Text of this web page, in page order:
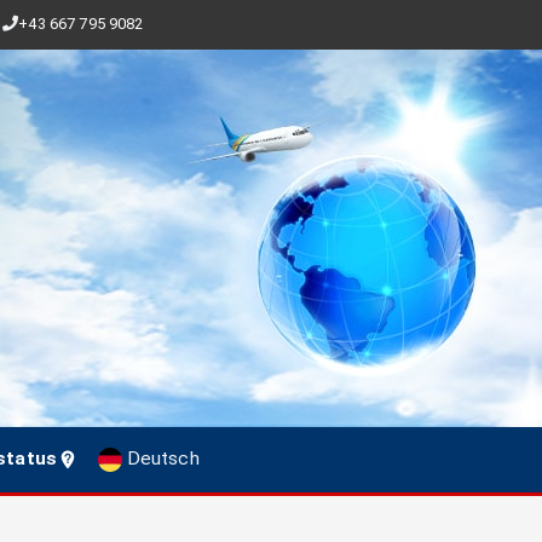
+43 667 795 9082
Deutsch